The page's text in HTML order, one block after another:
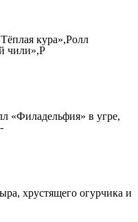
кура»,Ролл
чили»,Р
«Филадельфия» в угре,
хрустящего огурчика и